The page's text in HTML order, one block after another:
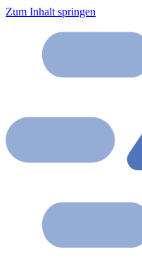
Zum Inhalt springen